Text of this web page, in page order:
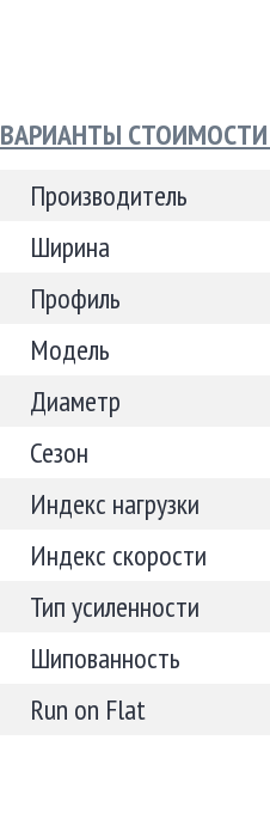
ВАРИАНТЫ
Производитель
Ширина
Профиль
Модель
Диаметр
Сезон
Индекс нагрузки
Индекс скорости
Тип усиленности
Шипованность
Run on Flat